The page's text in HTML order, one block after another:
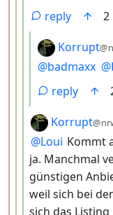
reply
2
by
Korrupt
@badmaxx @
reply
by
Korrupt
@Loui Kommt
ja. Manchmal
günstigen
weil sich bei
sich das